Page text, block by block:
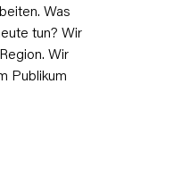
Was
tun? Wir
Wir
Publikum